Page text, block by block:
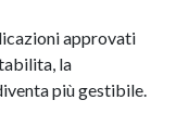
approvati
la
più gestibile.